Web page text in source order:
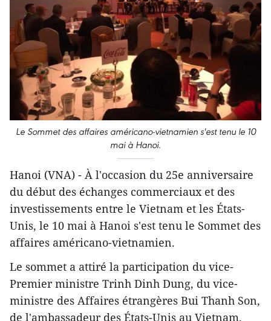
Le Sommet des affaires américano-vietnamien s'est tenu le 10
mai à Hanoi.
Hanoi (VNA) - À l'occasion du 25e anniversaire
du début des échanges commerciaux et des
investissements entre le Vietnam et les États-
Unis, le 10 mai à Hanoi s'est tenu le Sommet des
affaires américano-vietnamien.
Le sommet a attiré la participation du vice-
Premier ministre Trinh Dinh Dung, du vice-
ministre des Affaires étrangères Bui Thanh Son,
de l'ambassadeur des États-Unis au Vietnam,